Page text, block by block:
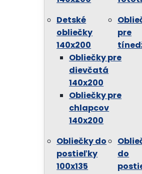
Detské
obliečky
140x200
Obliečky pre
dievčatá
140x200
Obliečky pre
chlapcov
140x200
pre
Obliečky do
postieľky
100x135
do